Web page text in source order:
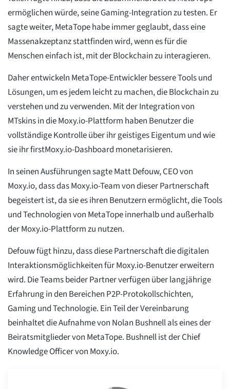
ermöglichen würde, seine Gaming-Integration zu testen. Er
sagte weiter, MetaTope habe immer geglaubt, dass eine
Massenakzeptanz stattfinden wird, wenn es für die
Menschen einfach ist, mit der Blockchain zu interagieren.
Daher entwickeln MetaTope-Entwickler bessere Tools und
Lösungen, um es jedem leicht zu machen, die Blockchain zu
verstehen und zu verwenden. Mit der Integration von
MTskins in die Moxy.io-Plattform haben Benutzer die
vollständige Kontrolle über ihr geistiges Eigentum und wie
sie ihr firstMoxy.io-Dashboard monetarisieren.
In seinen Ausführungen sagte Matt Defouw, CEO von
Moxy.io, dass das Moxy.io-Team von dieser Partnerschaft
begeistert ist, da sie es ihren Benutzern ermöglicht, die Tools
und Technologien von MetaTope innerhalb und außerhalb
der Moxy.io-Plattform zu nutzen.
Defouw fügt hinzu, dass diese Partnerschaft die digitalen
Interaktionsmöglichkeiten für Moxy.io-Benutzer erweitern
wird. Die Teams beider Partner verfügen über langjährige
Erfahrung in den Bereichen P2P-Protokollschichten,
Gaming und Technologie. Ein Teil der Vereinbarung
beinhaltet die Aufnahme von Nolan Bushnell als eines der
Beiratsmitglieder von MetaTope. Bushnell ist der Chief
Knowledge Officer von Moxy.io.